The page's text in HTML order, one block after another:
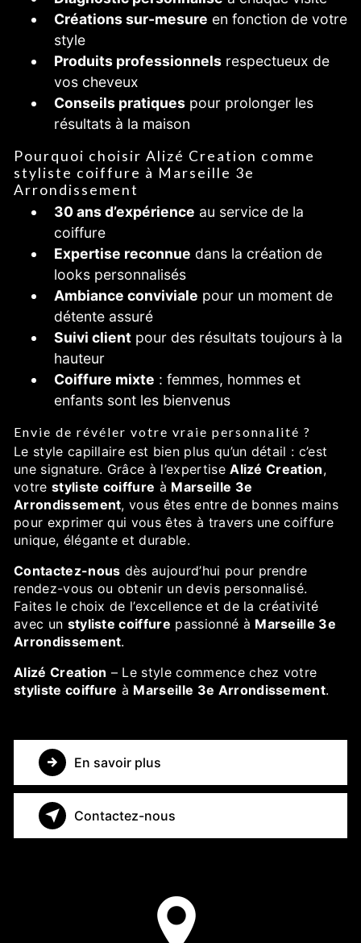
Créations sur-mesure en fonction de votre
style
Produits professionnels respectueux de
vos cheveux
Conseils pratiques pour prolonger les
résultats à la maison
Pourquoi choisir Alizé Creation comme
styliste coiffure à Marseille 3e
Arrondissement
30 ans d’expérience au service de la
coiffure
Expertise reconnue dans la création de
looks personnalisés
Ambiance conviviale pour un moment de
détente assuré
Suivi client pour des résultats toujours à la
hauteur
Coiffure mixte : femmes, hommes et
enfants sont les bienvenus
Envie de révéler votre vraie personnalité ?
Le style capillaire est bien plus qu’un détail : c’est
une signature. Grâce à l’expertiseAlizé Creation,
votre styliste coiffure à Marseille 3e
Arrondissement, vous êtes entre de bonnes mains
pour exprimer qui vous êtes à travers une coiffure
unique, élégante et durable.
Contactez-nous dès aujourd’hui pour prendre
rendez-vous ou obtenir un devis personnalisé.
Faites le choix de l’excellence et de la créativité
avec un styliste coiffure passionné à Marseille 3e
Arrondissement.
Alizé Creation – Le style commence chez votre
styliste coiffure à Marseille 3e Arrondissement.
En savoir plus
Contactez-nous